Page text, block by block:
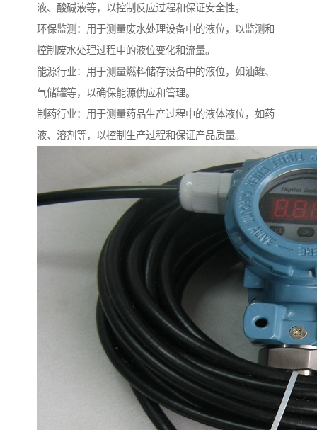
液、酸碱液等，以控制反应过程和保证安全性。
环保监测：用于测量废水处理设备中的液位，以监测和
控制废水处理过程中的液位变化和流量。
能源行业：用于测量燃料储存设备中的液位，如油罐、
气储罐等，以确保能源供应和管理。
制药行业：用于测量药品生产过程中的液体液位，如药
液、溶剂等，以控制生产过程和保证产品质量。